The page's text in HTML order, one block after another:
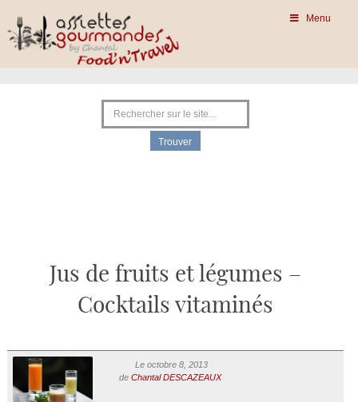
Menu
Jus de fruits et légumes –
Cocktails vitaminés
Le octobre 8, 2013
de Chantal DESCAZEAUX